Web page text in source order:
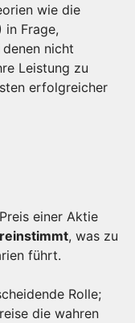
wie die
Frage,
nicht
Leistung zu
erfolgreicher
einer Aktie
, was zu
führt.
Rolle;
die wahren